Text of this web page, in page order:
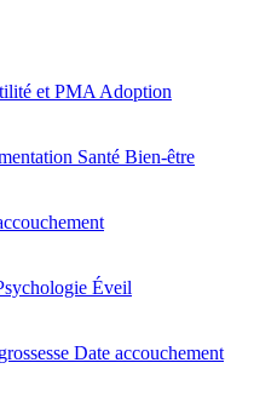
et PMA Adoption
Santé Bien-être
Éveil
Date accouchement